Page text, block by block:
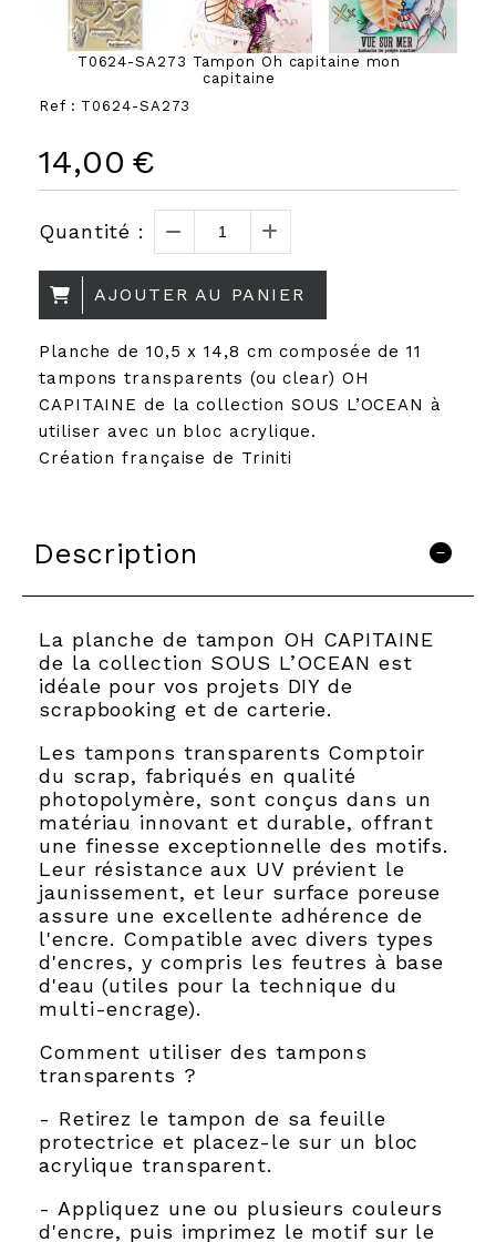
T0624-SA273 Tampon Oh capitaine mon
capitaine
Ref : T0624-SA273
14,00 €
Quantité :
AJOUTER AU PANIER
Planche de 10,5 x 14,8 cm composée de 11
tampons transparents (ou clear) OH
CAPITAINE de la collection SOUS L’OCEAN à
utiliser avec un bloc acrylique.
Création française de Triniti
Description
La planche de tampon OH CAPITAINE
de la collection SOUS L’OCEAN est
idéale pour vos projets DIY de
scrapbooking et de carterie.
Les tampons transparents Comptoir
du scrap, fabriqués en qualité
photopolymère, sont conçus dans un
matériau innovant et durable, offrant
une finesse exceptionnelle des motifs.
Leur résistance aux UV prévient le
jaunissement, et leur surface poreuse
assure une excellente adhérence de
l'encre. Compatible avec divers types
d'encres, y compris les feutres à base
d'eau (utiles pour la technique du
multi-encrage).
Comment utiliser des tampons
transparents ?
- Retirez le tampon de sa feuille
protectrice et placez-le sur un bloc
acrylique transparent.
- Appliquez une ou plusieurs couleurs
d'encre, puis imprimez le motif sur le